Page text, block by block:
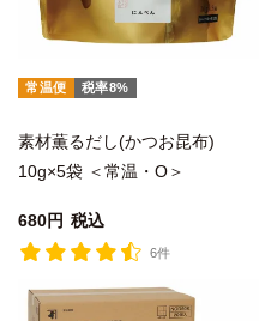
常温便 税率8%
素材薫るだし(かつお昆布)
10g×5袋 ＜常温・O＞
680 税込
6件